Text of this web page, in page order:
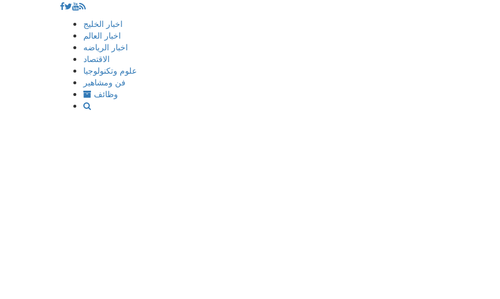
إذهب
المحتوى
اخبار الخليج
اخبار العالم
اخبار الرياضه
الاقتصاد
علوم وتكنولوجيا
فن ومشاهير
وظائف